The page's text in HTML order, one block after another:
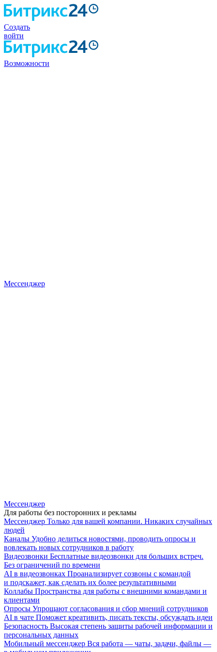
Создать
войти
Возможности
Мессенджер
Мессенджер
Для работы без посторонних и рекламы
Мессенджер Только для вашей компании. Никаких случайных
людей
Каналы Удобно делиться новостями, проводить опросы и
вовлекать новых сотрудников в работу
Видеозвонки Бесплатные видеозвонки для больших встреч.
Без ограничений по времени
AI в видеозвонках Проанализирует созвоны с командой
и подскажет, как сделать их более результативными
Коллабы Пространства для работы с внешними командами и
клиентами
Опросы Упрощают согласования и сбор мнений сотрудников
AI в чате Поможет креативить, писать тексты, обсуждать идеи
Безопасность Высокая степень защиты рабочей информации и
персональных данных
Мобильный мессенджер Вся работа — чаты, задачи, файлы —